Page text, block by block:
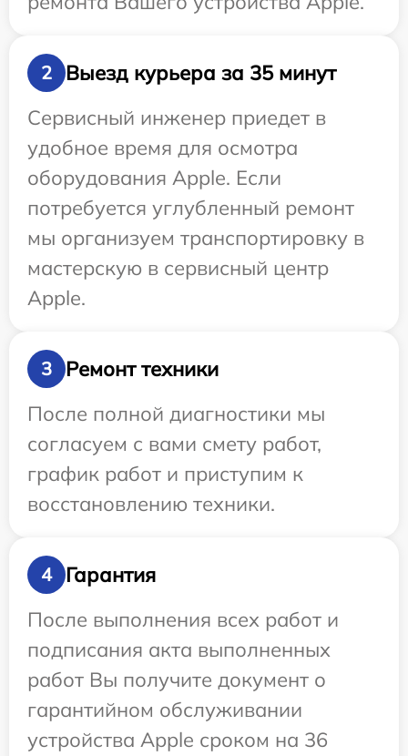
2
Выезд курьера за 35 минут
Сервисный инженер приедет в
удобное время для осмотра
оборудования Apple. Если
потребуется углубленный ремонт
мы организуем транспортировку в
мастерскую в сервисный центр
Apple.
3
Ремонт техники
После полной диагностики мы
согласуем с вами смету работ,
график работ и приступим к
восстановлению техники.
4
Гарантия
После выполнения всех работ и
подписания акта выполненных
работ Вы получите документ о
гарантийном обслуживании
устройства Apple сроком на 36